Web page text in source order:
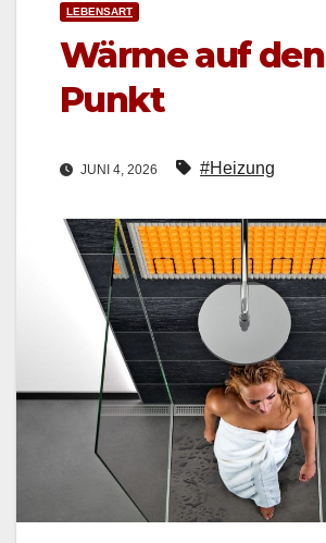
LEBENSART
Wärme auf den
Punkt
JUNI 4, 2026 #Heizung